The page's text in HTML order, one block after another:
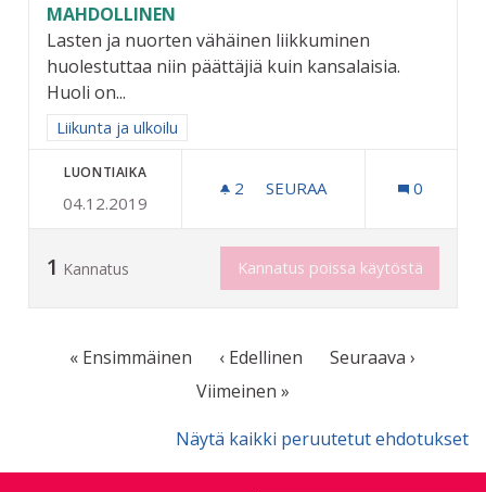
MAHDOLLINEN
Lasten ja nuorten vähäinen liikkuminen
huolestuttaa niin päättäjiä kuin kansalaisia.
Huoli on...
Rajaa tulokset aihepiirin mukaan: Liikunta ja ulkoilu
Liikunta ja ulkoilu
LUONTIAIKA
04.12.2019
2 2 SEURAAJAA
SEURAA 0
1 Kannatus Kannatus poissa käytöstä
« Ensimmäinen ‹ Edellinen
Seuraava ›
Viimeinen »
Näytä kaikki peruutetut ehdotukset